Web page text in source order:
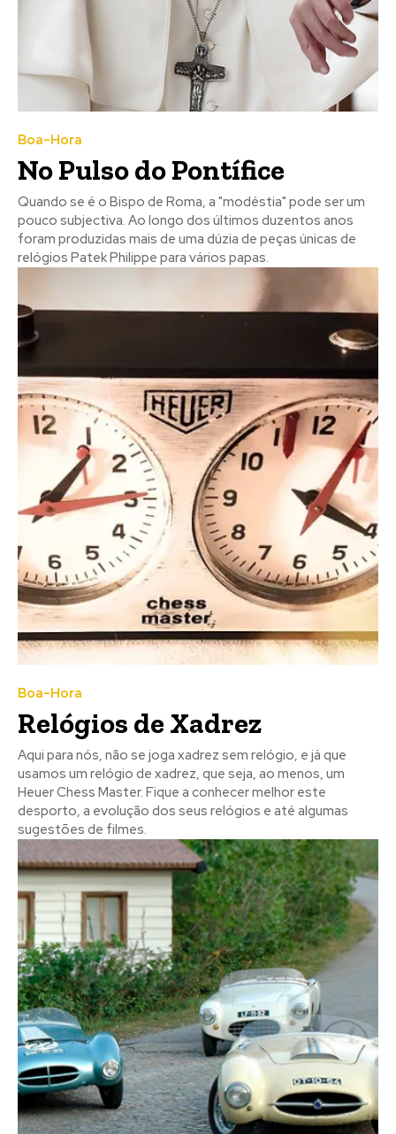
Boa-Hora
No Pulso do Pontífice
Quando se é o Bispo de Roma, a "modéstia" pode ser um
pouco subjectiva. Ao longo dos últimos duzentos anos
foram produzidas mais de uma dúzia de peças únicas de
relógios Patek Philippe para vários papas.
Boa-Hora
Relógios de Xadrez
Aqui para nós, não se joga xadrez sem relógio, e já que
usamos um relógio de xadrez, que seja, ao menos, um
Heuer Chess Master. Fique a conhecer melhor este
desporto, a evolução dos seus relógios e até algumas
sugestões de filmes.